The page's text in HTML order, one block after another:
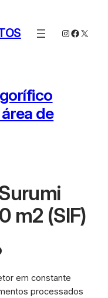
Instagram
X
de
m2 (SIF)
em constante
processados